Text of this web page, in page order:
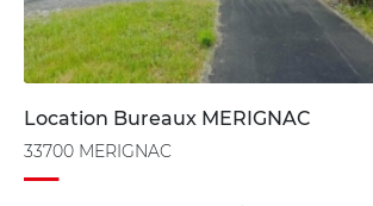
Location Bureaux MERIGNAC
33700 MERIGNAC